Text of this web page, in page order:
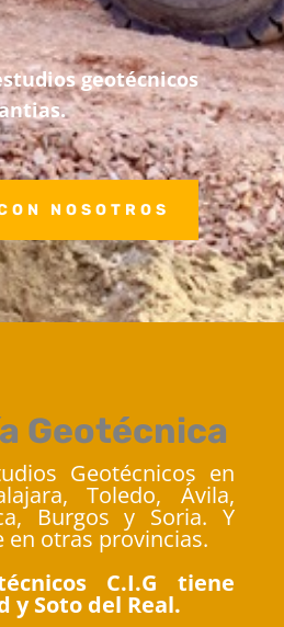
geotécnicos
NOSOTROS
Geotécnica
Geotécnicos en
Toledo, Ávila,
Burgos y Soria. Y
en otras provincias.
C.I.G tiene
y Soto del Real.